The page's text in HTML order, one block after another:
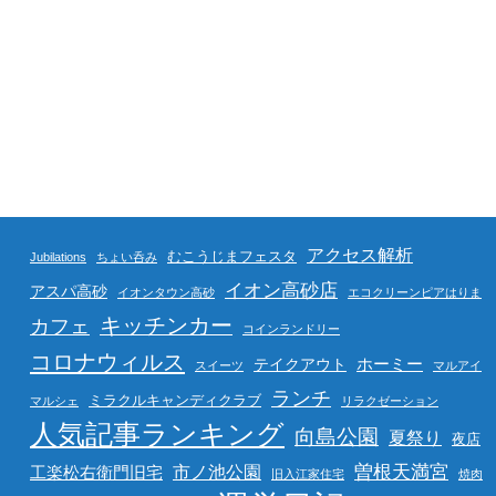
Jubilations ちょい呑み むこうじまフェスタ アクセス解析
アスパ高砂 イオンタウン高砂 イオン高砂店 エコクリーンピアはりま
カフェ キッチンカー コインランドリー
コロナウィルス スイーツ テイクアウト ホーミー マルアイ
マルシェ ミラクルキャンディクラブ ランチ リラクゼーション
人気記事ランキング 向島公園 夏祭り 夜店
工楽松右衛門旧宅 市ノ池公園 旧入江家住宅 曽根天満宮 焼肉